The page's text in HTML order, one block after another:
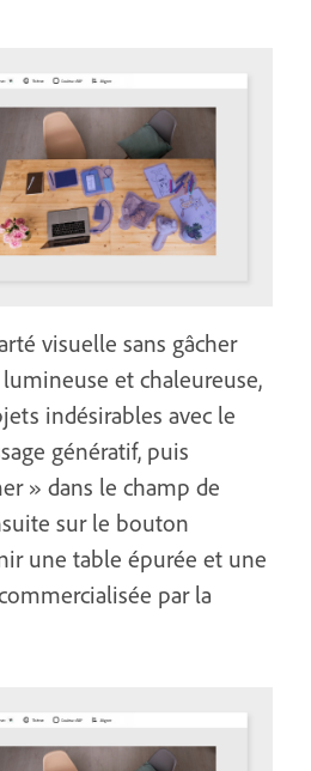
visuelle sans gâcher
lumineuse et chaleureuse,
indésirables avec le
génératif, puis
» dans le champ de
sur le bouton
une table épurée et une
par la